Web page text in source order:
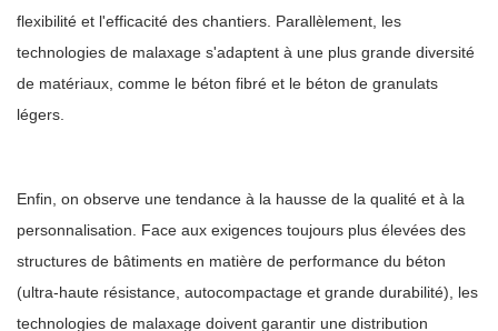
flexibilité et l'efficacité des chantiers. Parallèlement, les
technologies de malaxage s'adaptent à une plus grande diversité
de matériaux, comme le béton fibré et le béton de granulats
légers.
Enfin, on observe une tendance à la hausse de la qualité et à la
personnalisation. Face aux exigences toujours plus élevées des
structures de bâtiments en matière de performance du béton
(ultra-haute résistance, autocompactage et grande durabilité), les
technologies de malaxage doivent garantir une distribution